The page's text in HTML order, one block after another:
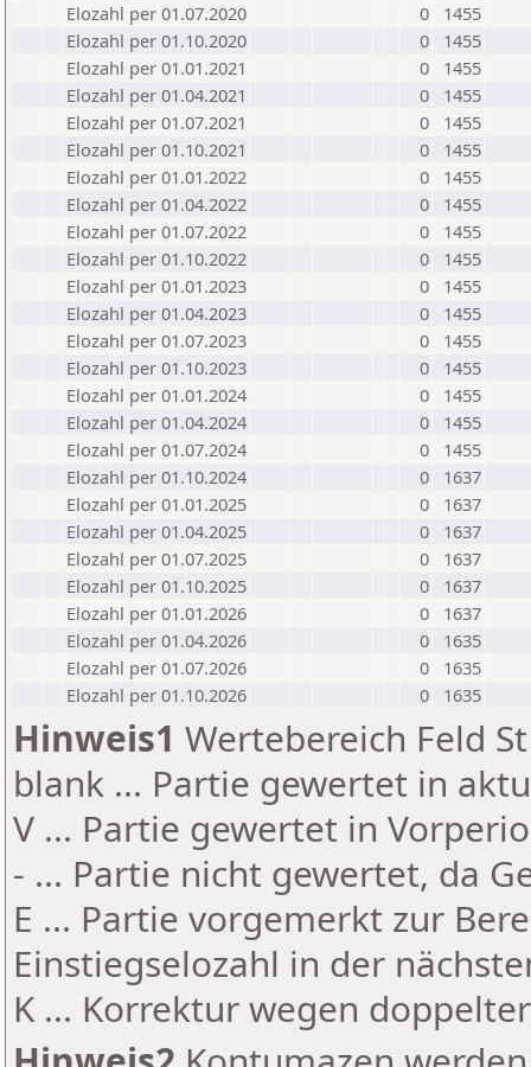
Elozahl per 01.07.2020
0
1455
Elozahl per 01.10.2020
0
1455
Elozahl per 01.01.2021
0
1455
Elozahl per 01.04.2021
0
1455
Elozahl per 01.07.2021
0
1455
Elozahl per 01.10.2021
0
1455
Elozahl per 01.01.2022
0
1455
Elozahl per 01.04.2022
0
1455
Elozahl per 01.07.2022
0
1455
Elozahl per 01.10.2022
0
1455
Elozahl per 01.01.2023
0
1455
Elozahl per 01.04.2023
0
1455
Elozahl per 01.07.2023
0
1455
Elozahl per 01.10.2023
0
1455
Elozahl per 01.01.2024
0
1455
Elozahl per 01.04.2024
0
1455
Elozahl per 01.07.2024
0
1455
Elozahl per 01.10.2024
0
1637
Elozahl per 01.01.2025
0
1637
Elozahl per 01.04.2025
0
1637
Elozahl per 01.07.2025
0
1637
Elozahl per 01.10.2025
0
1637
Elozahl per 01.01.2026
0
1637
Elozahl per 01.04.2026
0
1635
Elozahl per 01.07.2026
0
1635
Elozahl per 01.10.2026
0 1635
Hinweis1 Wertebereich Feld
blank ... Partie gewertet in
V ... Partie gewertet in
- ... Partie nicht gewertet, da
E ... Partie vorgemerkt zur
Einstiegselozahl in der
K ... Korrektur wegen